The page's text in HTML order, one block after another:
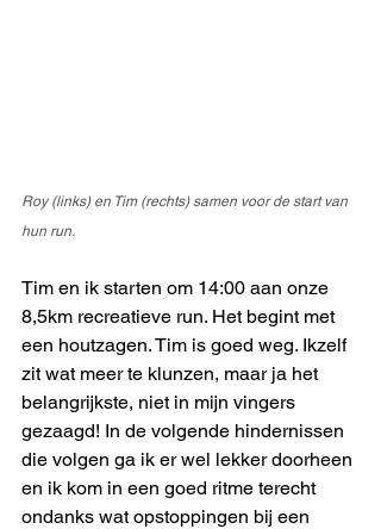
Roy (links) en Tim (rechts) samen voor de start van
hun run.
Tim en ik starten om 14:00 aan onze
8,5km recreatieve run. Het begint met
een houtzagen. Tim is goed weg. Ikzelf
zit wat meer te klunzen, maar ja het
belangrijkste, niet in mijn vingers
gezaagd! In de volgende hindernissen
die volgen ga ik er wel lekker doorheen
en ik kom in een goed ritme terecht
ondanks wat opstoppingen bij een